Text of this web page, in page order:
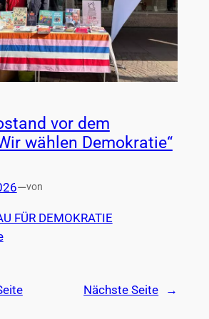
vor dem
wählen Demokratie“
—von
FÜR DEMOKRATIE
Nächste Seite →